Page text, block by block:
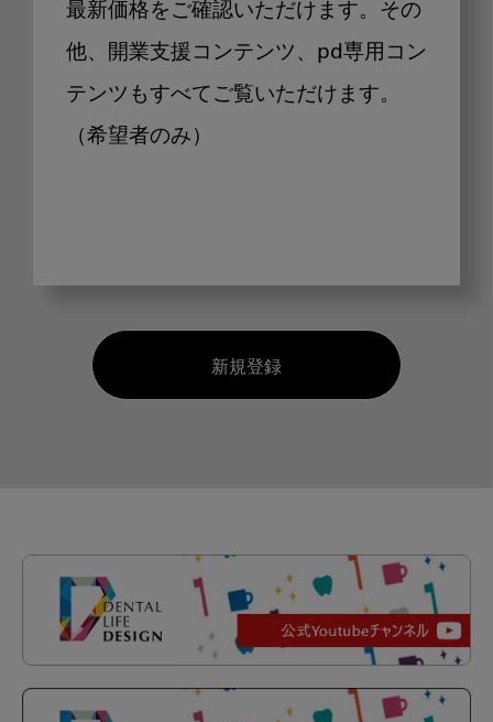
最新価格をご確認いただけます。その
他、開業支援コンテンツ、pd専用コン
テンツもすべてご覧いただけます。
（希望者のみ）
新規登録